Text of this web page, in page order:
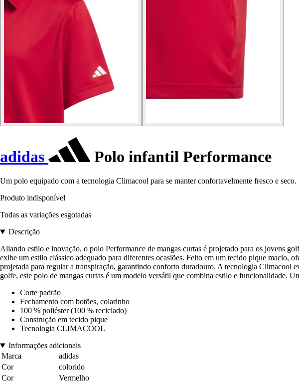
adidas Polo infantil Performance
Um polo equipado com a tecnologia Climacool para se manter confortavelmente fresco e seco.
Produto indisponível
Todas as variações esgotadas
Descrição
Aliando estilo e inovação, o polo Performance de mangas curtas é projetado para os jovens
exibe um estilo clássico adequado para diferentes ocasiões. Feito em um tecido pique macio,
projetada para regular a transpiração, garantindo conforto duradouro. A tecnologia Climacool
golfe, este polo de mangas curtas é um modelo versátil que combina estilo e funcionalidade.
Corte padrão
Fechamento com botões, colarinho
100 % poliéster (100 % reciclado)
Construção em tecido pique
Tecnologia CLIMACOOL
Informações adicionais
Marca
adidas
Cor
colorido
Cor
Vermelho